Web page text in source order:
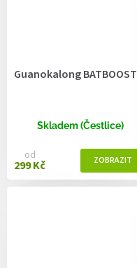
Guanokalong BATBOOST
Skladem (Čestlice)
od
299 Kč